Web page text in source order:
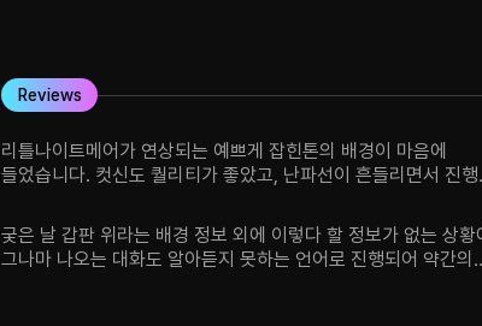
Reviews
리틀나이트메어가 연상되는 예쁘게 잡힌톤의 배경이 마음에
들었습니다. 컷신도 퀄리티가 좋았고, 난파선이 흔들리면서 진행
메카닉을 연습시키는 구간이 조금 짧아져도 좋을 것 같다는 생각
들었습니다. 재밌게 했습니다
궂은 날 갑판 위라는 배경 정보 외에 이렇다 할 정보가 없는 상황
그나마 나오는 대화도 알아듣지 못하는 언어로 진행되어 약간의